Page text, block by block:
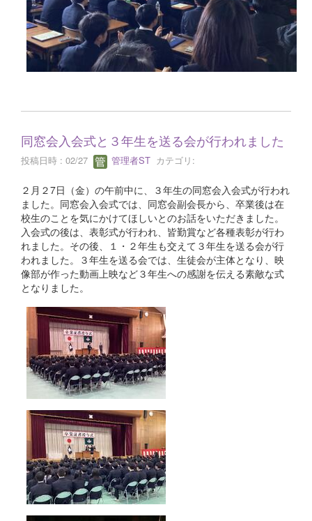
同窓会入会式と３年生を送る会が行われました
投稿日時 : 02/27 管理者ST カテゴリ:
２月２7日（金）の午前中に、３年生の同窓会入会式が行われ
ました。同窓会入会式では、同窓会副会長から、卒業後は在
校生のことを気にかけてほしいとのお話をいただきました。
入会式の後は、表彰式が行われ、皆勤賞など各種表彰が行わ
れました。その後、１・２年生も交えて３年生を送る会が行
われました。３年生を送る会では、生徒会が主体となり、映
像部が作った動画上映など３年生への感謝を伝える素敵な式
となりました。